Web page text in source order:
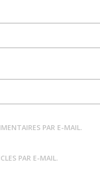
PAR E-MAIL.
PAR E-MAIL.